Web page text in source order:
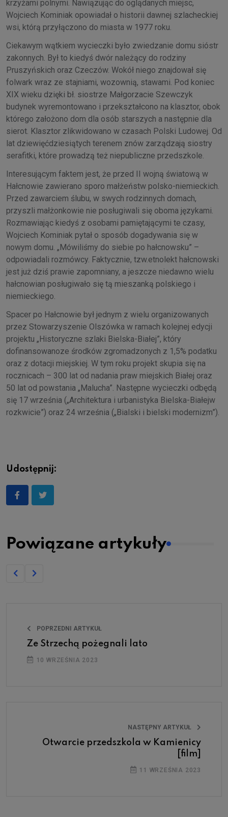
krzyżami polnymi. Nawiązując do oglądanych miejsc,
Wojciech Kominiak opowiadał o historii dawnej szlacheckiej
wsi, którą przyłączono do miasta w 1977 roku.
Ciekawym wątkiem wycieczki było zwiedzanie domu sióstr
zakonnych. Był to kiedyś dwór należący do rodziny
Pruszyńskich oraz Czeczów. Wokół niego znajdował się
folwark wraz ze stajniami, wozownią, stawami. Pod koniec
XIX wieku dzięki bł. siostrze Małgorzacie Szewczyk
budynek wyremontowano i przekształcono na klasztor, obok
którego założono dom dla osób starszych a następnie dla
sierot. Klasztor zlikwidowano w czasach Polski Ludowej. Od
lat dziewięćdziesiątych terenem znów zarządzają siostry
serafitki, które prowadzą też niepubliczne przedszkole.
Interesującym faktem jest, że przed II wojną światową w
Hałcnowie zawierano sporo małżeństw polsko-niemieckich.
Przed zawarciem ślubu, w swych rodzinnych domach,
przyszli małżonkowie nie posługiwali się oboma językami.
Rozmawiając kiedyś z osobami pamiętającymi te czasy,
Wojciech Kominiak pytał o sposób dogadywania się w
nowym domu. „Mówiliśmy do siebie po hałcnowsku” –
odpowiadali rozmówcy. Faktycznie, tzw.etnolekt hałcnowski
jest już dziś prawie zapomniany, a jeszcze niedawno wielu
hałcnowian posługiwało się tą mieszanką polskiego i
niemieckiego.
Spacer po Hałcnowie był jednym z wielu organizowanych
przez Stowarzyszenie Olszówka w ramach kolejnej edycji
projektu „Historyczne szlaki Bielska-Białej”, który
dofinansowanoze środków zgromadzonych z 1,5% podatku
oraz z dotacji miejskiej. W tym roku projekt skupia się na
rocznicach – 300 lat od nadania praw miejskich Białej oraz
50 lat od powstania „Malucha”. Następne wycieczki odbędą
się 17 września („Architektura i urbanistyka Bielska-Białejw
rozkwicie”) oraz 24 września („Bialski i bielski modernizm”).
Udostępnij:
Powiązane artykuły
POPRZEDNI ARTYKUŁ
Ze Strzechą pożegnali lato
10 WRZEŚNIA 2023
NASTĘPNY ARTYKUŁ
Otwarcie przedszkola w Kamienicy
[film]
11 WRZEŚNIA 2023